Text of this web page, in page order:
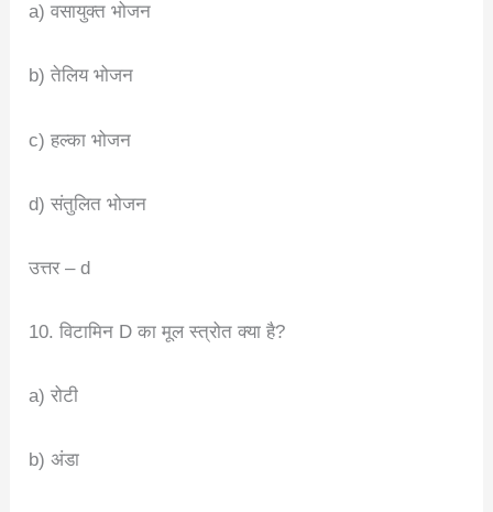
a) वसायुक्त भोजन
b) तेलिय भोजन
c) हल्का भोजन
d) संतुलित भोजन
उत्तर – d
10. विटामिन D का मूल स्त्रोत क्या है?
a) रोटी
b) अंडा